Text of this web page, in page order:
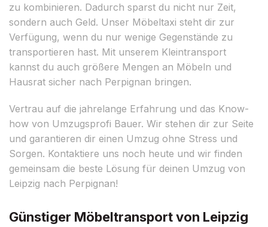
zu kombinieren. Dadurch sparst du nicht nur Zeit,
sondern auch Geld. Unser Möbeltaxi steht dir zur
Verfügung, wenn du nur wenige Gegenstände zu
transportieren hast. Mit unserem Kleintransport
kannst du auch größere Mengen an Möbeln und
Hausrat sicher nach Perpignan bringen.
Vertrau auf die jahrelange Erfahrung und das Know-
how von Umzugsprofi Bauer. Wir stehen dir zur Seite
und garantieren dir einen Umzug ohne Stress und
Sorgen. Kontaktiere uns noch heute und wir finden
gemeinsam die beste Lösung für deinen Umzug von
Leipzig nach Perpignan!
Günstiger Möbeltransport von Leipzig